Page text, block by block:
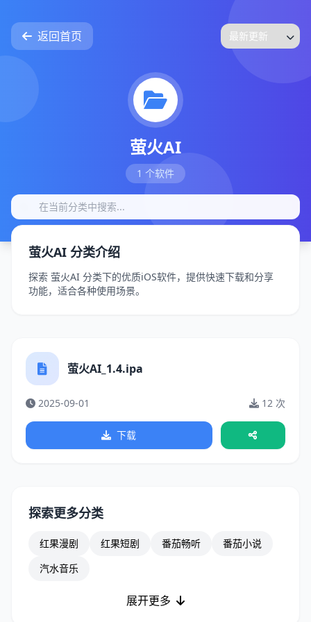
返回首页
萤火AI
1 个软件
萤火AI 分类介绍
探索 萤火AI 分类下的优质iOS软件，提供快速下载和分享
功能，适合各种使用场景。
萤火AI_1.4.ipa
2025-09-01 12 次
下载
探索更多分类
红果漫剧 红果短剧 番茄畅听
番茄小说
汽水音乐
展开更多